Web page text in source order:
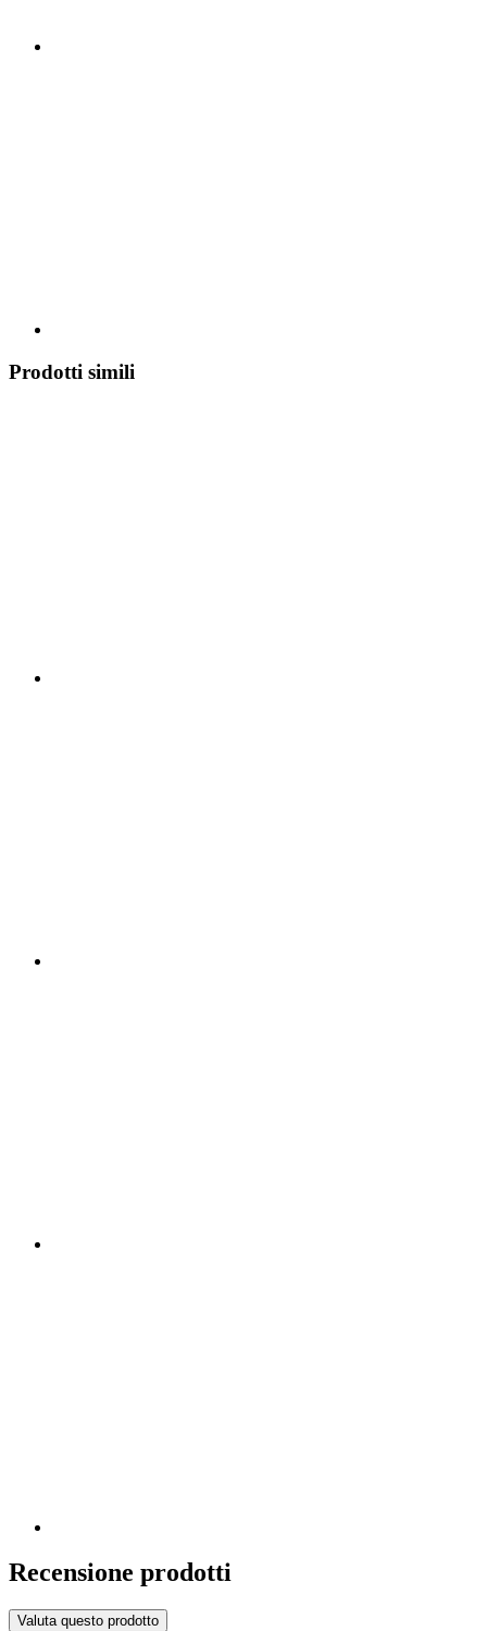
Prodotti simili
Recensione prodotti
Valuta questo prodotto